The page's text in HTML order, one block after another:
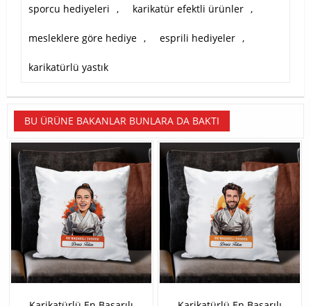
sporcu hediyeleri , karikatür efektli ürünler ,
mesleklere göre hediye , esprili hediyeler ,
karikatürlü yastık
BU ÜRÜNE BAKANLAR BUNLARA DA BAKTI